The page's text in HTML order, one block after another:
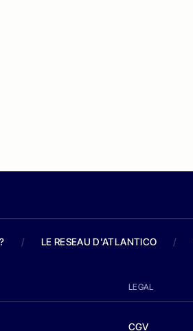
/ LE RESEAU D'ATLANTICO /
LEGAL
CGV